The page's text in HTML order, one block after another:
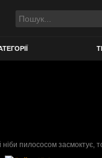
пилососом засмоктує,